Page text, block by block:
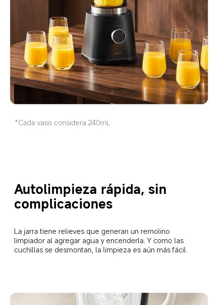
*Cada vaso considera 240mL
Autolimpieza rápida, sin
complicaciones
La jarra tiene relieves que generan un remolino
limpiador al agregar agua y encenderla. Y como las
cuchillas se desmontan, la limpieza es aún más fácil.